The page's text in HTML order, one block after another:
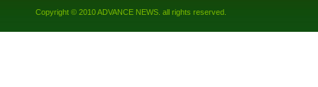
Copyright © 2010 ADVANCE NEWS. all rights reserved.